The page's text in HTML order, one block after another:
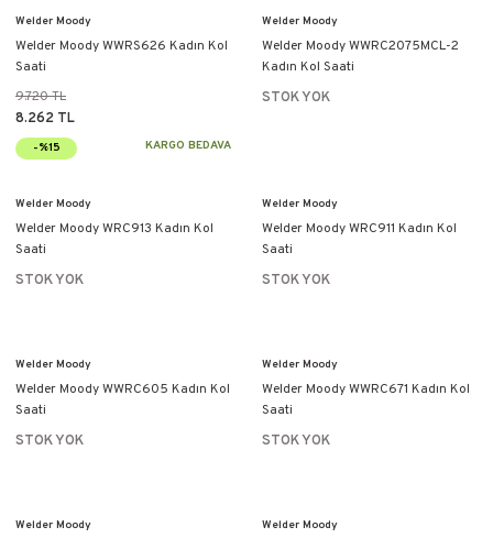
Welder Moody
Welder Moody WWRS626 Kadın Kol
Saati
9.720 TL
8.262 TL
-%15 KARGO BEDAVA
Welder Moody
Welder Moody WWRC2075MCL-2
Kadın Kol Saati
STOK YOK
Welder Moody
Welder Moody WRC913 Kadın Kol
Saati
STOK YOK
Welder Moody
Welder Moody WRC911 Kadın Kol
Saati
STOK YOK
Welder Moody
Welder Moody WWRC605 Kadın Kol
Saati
STOK YOK
Welder Moody
Welder Moody WWRC671 Kadın Kol
Saati
STOK YOK
Welder Moody Welder Moody